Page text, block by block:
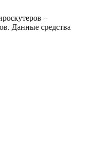
–
Данные средства